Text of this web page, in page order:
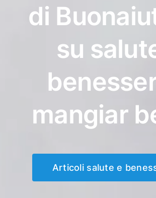
di
su
mangiar
Articoli salute e